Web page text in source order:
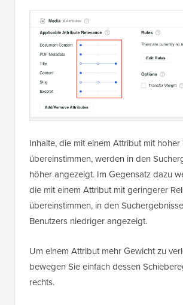
Inhalte, die mit einem Attribut mit hoher
übereinstimmen, werden in den
höher angezeigt. Im Gegensatz dazu
die mit einem Attribut mit geringerer
übereinstimmen, in den
Benutzers niedriger angezeigt.
Um einem Attribut mehr Gewicht zu
bewegen Sie einfach dessen
rechts.